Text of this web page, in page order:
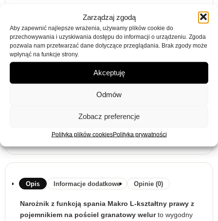
Zarządzaj zgodą
Aby zapewnić najlepsze wrażenia, używamy plików cookie do
przechowywania i uzyskiwania dostępu do informacji o urządzeniu. Zgoda
pozwala nam przetwarzać dane dotyczące przeglądania. Brak zgody może
wpłynąć na funkcje strony.
Akceptuję
Odmów
Zobacz preferencje
Polityka plików cookiesPolityka prywatności
kolor
Granatowy
model
Opis Informacje dodatkowe Opinie (0)
Narożnik z funkcją spania Makro L-kształtny prawy z
pojemnikiem na pościel granatowy welurto wygodny